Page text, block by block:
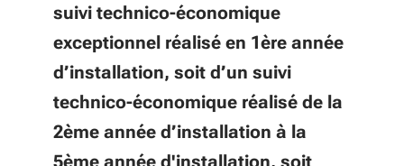
suivi technico-économique
exceptionnel réalisé en 1ère année
d’installation, soit d’un suivi
technico-économique réalisé de la
2ème année d’installation à la
5ème année d'installation, soit